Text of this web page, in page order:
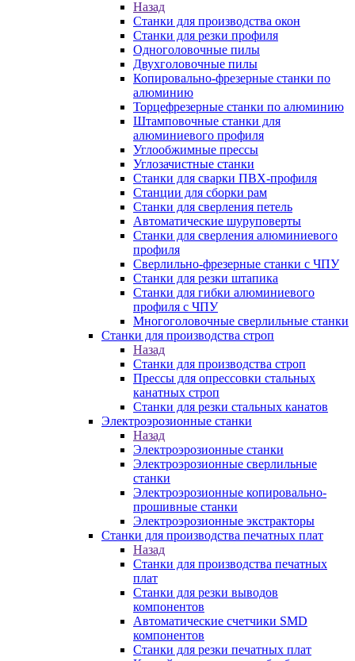
Назад
Станки для производства окон
Станки для резки профиля
Одноголовочные пилы
Двухголовочные пилы
Копировально-фрезерные станки по
алюминию
Торцефрезерные станки по алюминию
Штамповочные станки для
алюминиевого профиля
Углообжимные прессы
Углозачистные станки
Станки для сварки ПВХ-профиля
Станции для сборки рам
Станки для сверления петель
Автоматические шуруповерты
Станки для сверления алюминиевого
профиля
Сверлильно-фрезерные станки с ЧПУ
Станки для резки штапика
Станки для гибки алюминиевого
профиля с ЧПУ
Многоголовочные сверлильные станки
Станки для производства строп
Назад
Станки для производства строп
Прессы для опрессовки стальных
канатных строп
Станки для резки стальных канатов
Электроэрозионные станки
Назад
Электроэрозионные станки
Электроэрозионные сверлильные
станки
Электроэрозионные копировально-
прошивные станки
Электроэрозионные экстракторы
Станки для производства печатных плат
Назад
Станки для производства печатных
плат
Станки для резки выводов
компонентов
Автоматические счетчики SMD
компонентов
Станки для резки печатных плат